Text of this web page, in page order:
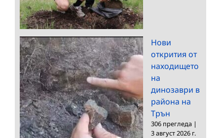
Нови
открития от
находището
на
динозаври в
района на
Трън
306 прегледа |
3 август 2026 г.